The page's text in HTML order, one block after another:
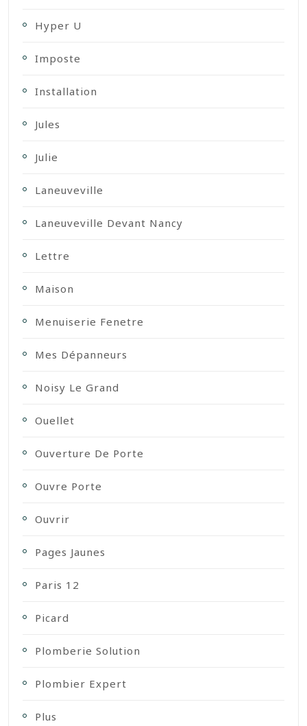
Hyper U
Imposte
Installation
Jules
Julie
Laneuveville
Laneuveville Devant Nancy
Lettre
Maison
Menuiserie Fenetre
Mes Dépanneurs
Noisy Le Grand
Ouellet
Ouverture De Porte
Ouvre Porte
Ouvrir
Pages Jaunes
Paris 12
Picard
Plomberie Solution
Plombier Expert
Plus